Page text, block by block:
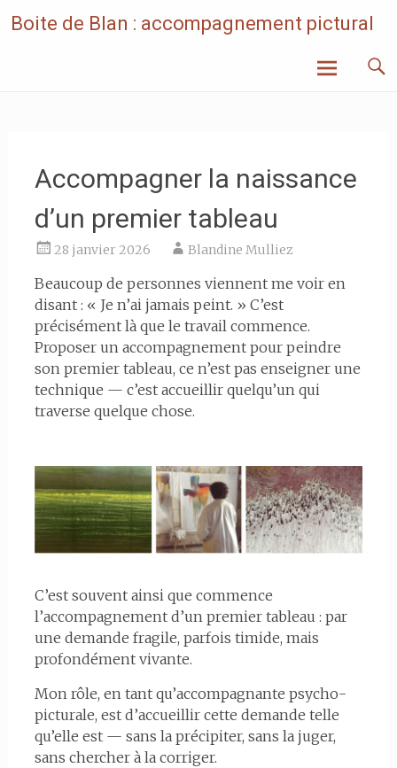
toBoite de Blan : accompagnement pictural
Accompagner la naissance
d’un premier tableau
28 janvier 2026 Blandine Mulliez
Beaucoup de personnes viennent me voir en
disant : « Je n’ai jamais peint. » C’est
précisément là que le travail commence.
Proposer un accompagnement pour peindre
son premier tableau, ce n’est pas enseigner une
technique — c’est accueillir quelqu’un qui
traverse quelque chose.
C’est souvent ainsi que commence
l’accompagnement d’un premier tableau : par
une demande fragile, parfois timide, mais
profondément vivante.
Mon rôle, en tant qu’accompagnante psycho-
picturale, est d’accueillir cette demande telle
qu’elle est — sans la précipiter, sans la juger,
sans chercher à la corriger.